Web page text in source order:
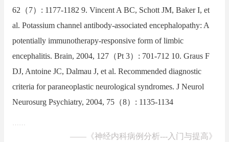
62（7）: 1177-1182 9. Vincent A BC, Schott JM, Baker I, et
al. Potassium channel antibody-associated encephalopathy: A
potentially immunotherapy-responsive form of limbic
encephalitis. Brain, 2004, 127（Pt 3）: 701-712 10. Graus F
DJ, Antoine JC, Dalmau J, et al. Recommended diagnostic
criteria for paraneoplastic neurological syndromes. J Neurol
Neurosurg Psychiatry, 2004, 75（8）: 1135-1134
……
—— 《神经内科病例分析---入门与提高》